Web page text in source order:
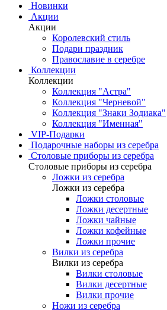
Новинки
Акции
Акции
Королевский стиль
Подари праздник
Православие в серебре
Коллекции
Коллекции
Коллекция "Астра"
Коллекция "Черневой"
Коллекция "Знаки Зодиака"
Коллекция "Именная"
VIP-Подарки
Подарочные наборы из серебра
Столовые приборы из серебра
Столовые приборы из серебра
Ложки из серебра
Ложки из серебра
Ложки столовые
Ложки десертные
Ложки чайные
Ложки кофейные
Ложки прочие
Вилки из серебра
Вилки из серебра
Вилки столовые
Вилки десертные
Вилки прочие
Ножи из серебра